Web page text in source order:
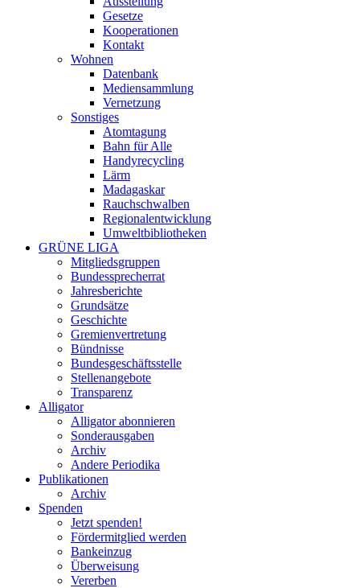
Gesetze
Kooperationen
Kontakt
Wohnen
Datenbank
Mediensammlung
Vernetzung
Sonstiges
Atomtagung
Bahn für Alle
Handyrecycling
Lärm
Madagaskar
Rauchschwalben
Regionalentwicklung
Umweltbibliotheken
GRÜNE LIGA
Mitgliedsgruppen
Bundessprecherrat
Jahresberichte
Grundsätze
Geschichte
Gremienvertretung
Bündnisse
Bundesgeschäftsstelle
Stellenangebote
Transparenz
Alligator
Alligator abonnieren
Sonderausgaben
Archiv
Andere Periodika
Publikationen
Archiv
Spenden
Jetzt spenden!
Fördermitglied werden
Bankeinzug
Überweisung
Vererben